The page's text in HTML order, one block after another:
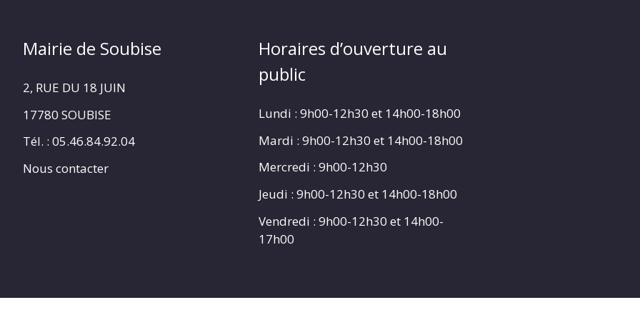
Mairie de Soubise
2, RUE DU 18 JUIN
17780 SOUBISE
Tél. : 05.46.84.92.04
Nous contacter
Horaires d’ouverture au
public
Lundi : 9h00-12h30 et 14h00-18h00
Mardi : 9h00-12h30 et 14h00-18h00
Mercredi : 9h00-12h30
Jeudi : 9h00-12h30 et 14h00-18h00
Vendredi : 9h00-12h30 et 14h00-
17h00